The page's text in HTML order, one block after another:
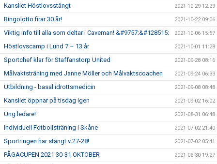
Kansliet Höstlovsstängt 2021-10-29 12:29
Bingolotto firar 30 år! 2021-10-22 09:06
Viktig info till alla som deltar i Caveman! &#9757;&#128515; 2021-10-06 15:57
Höstlovscamp i Lund 7 – 13 år 2021-10-01 11:28
Sportchef klar för Staffanstorp United 2021-09-28 08:16
Målvaktsträning med Janne Möller och Målvaktscoachen 2021-09-24 06:33
Utbildning - basal idrottsmedicin 2021-09-08 08:48
Kansliet öppnar på tisdag igen 2021-09-02 16:02
Ung ledare! 2021-08-31 06:48
Individuell Fotbollsträning i Skåne 2021-07-02 21:40
Sportringen har stängt v 27-28! 2021-07-02 05:41
PÅGACUPEN 2021 30-31 OKTOBER 2021-06-30 19:27